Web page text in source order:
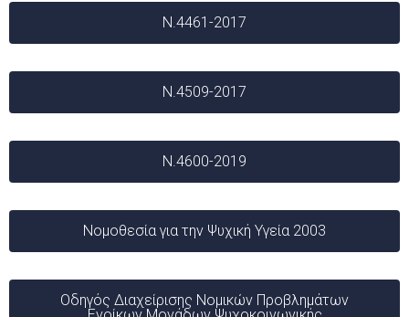
Ν.4461-2017
Ν.4509-2017
Ν.4600-2019
Νομοθεσία για την Ψυχική Υγεία 2003
Οδηγός Διαχείρισης Νομικών Προβλημάτων